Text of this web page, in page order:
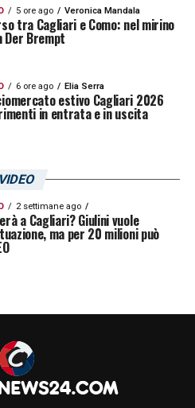
5 ore ago Veronica Mandala
tra Cagliari e Como: nel mirino
Der Brempt
6 ore ago Elia Serra
estivo Cagliari 2026
in entrata e in uscita
VIDEO
2 settimane ago
a Cagliari? Giulini vuole
ma per 20 milioni può